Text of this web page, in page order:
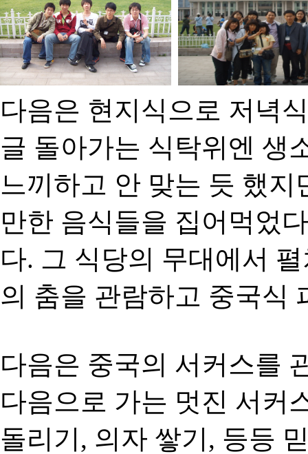
다음은 현지식으로 저녁
글 돌아가는 식탁위엔 생
느끼하고 안 맞는 듯 했
만한 음식들을 집어먹었
다. 그 식당의 무대에서
의 춤을 관람하고 중국식
다음은 중국의 서커스를
다음으로 가는 멋진 서커
돌리기, 의자 쌓기, 등등